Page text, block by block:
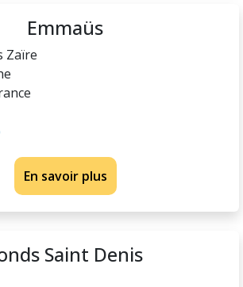
Emmaüs
Zaïre
En savoir plus
Saint Denis